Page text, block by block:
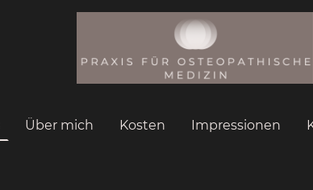
Über mich Kosten Impressionen